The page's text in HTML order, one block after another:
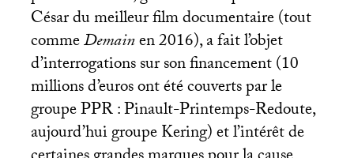
César du meilleur film documentaire (tout
commeDemainen 2016), a fait l’objet
d’interrogations sur son financement (10
millions d’euros ont été couverts par le
groupePPR: Pinault-Printemps-Redoute,
aujourd’hui groupe Kering) et l’intérêt de